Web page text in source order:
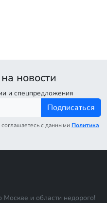
новости
и спецпредложения
Подписаться
с данными Политика
и области недорого!